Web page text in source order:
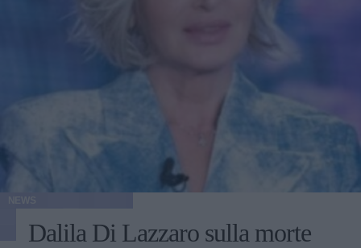
Dalila Di Lazzaro sulla morte